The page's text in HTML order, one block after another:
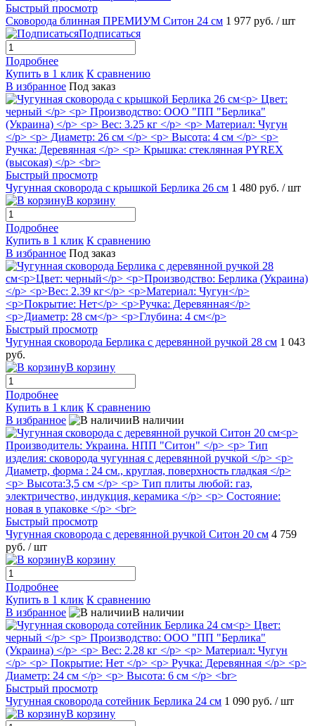
Быстрый просмотр
Сковорода блинная ПРЕМИУМ Ситон 24 см 1 977 руб. / шт
Подписаться
Подробнее
Купить в 1 клик К сравнению
В избранное Под заказ
Быстрый просмотр
Чугунная сковорода с крышкой Берлика 26 см 1 480 руб. / шт
В корзину
Подробнее
Купить в 1 клик К сравнению
В избранное Под заказ
Быстрый просмотр
Чугунная сковорода Берлика с деревянной ручкой 28 см 1 043
руб.
В корзину
Подробнее
Купить в 1 клик К сравнению
В избранное
В наличии
Быстрый просмотр
Чугунная сковорода с деревянной ручкой Ситон 20 см 4 759
руб. / шт
В корзину
Подробнее
Купить в 1 клик К сравнению
В избранное
В наличии
Быстрый просмотр
Чугунная сковорода сотейник Берлика 24 см 1 090 руб. / шт
В корзину